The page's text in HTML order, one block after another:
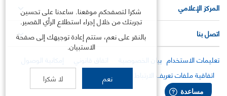
المركز الإعلامي
اتصل بنا
تعليمات الاستخدام بيان الخصوصية اتفاق قانوني
إمكانية الوصول
اتفاقية ملفات تعريف الارتباط
شكرا لتصفحكم موقعنا. ساعدنا على تحسين
تجربتك من خلال إجراء استطلاع الرأي القصير.
بالنقر على نعم، ستتم إعادة توجيهك إلى صفحة
الاستبيان.
نعم لا شكرا